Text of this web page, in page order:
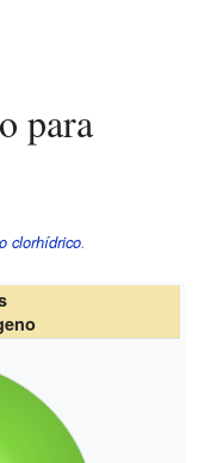
clorhídrico.